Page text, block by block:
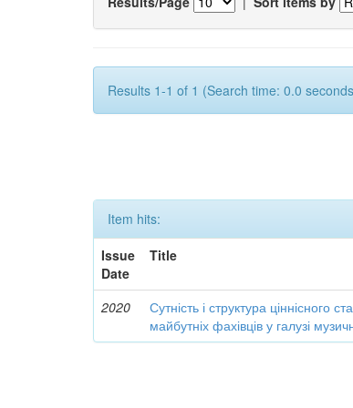
Results 1-1 of 1 (Search time: 0.0
Item hits:
Issue
Date
Title
2020
Сутність і структура ціннісного
майбутніх фахівців у галузі